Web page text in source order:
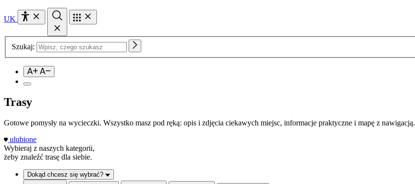
UK
Szukaj:
Trasy
Gotowe pomysły na wycieczki. Wszystko masz pod ręką: opis i zdjęcia ciekawych miejsc, informacje praktyczne i mapę z nawigacją.
ulubione
Wybieraj z naszych kategorii,
żeby znaleźć trasę dla siebie.
Dokąd chcesz się wybrać?